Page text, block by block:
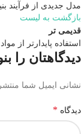
مدل جدیدی از فرآیند
بازگشت به لیست
قدیمی تر
استفاده پایدارتر از
دیدگاهتان را
نشانی ایمیل شما
دیدگاه *